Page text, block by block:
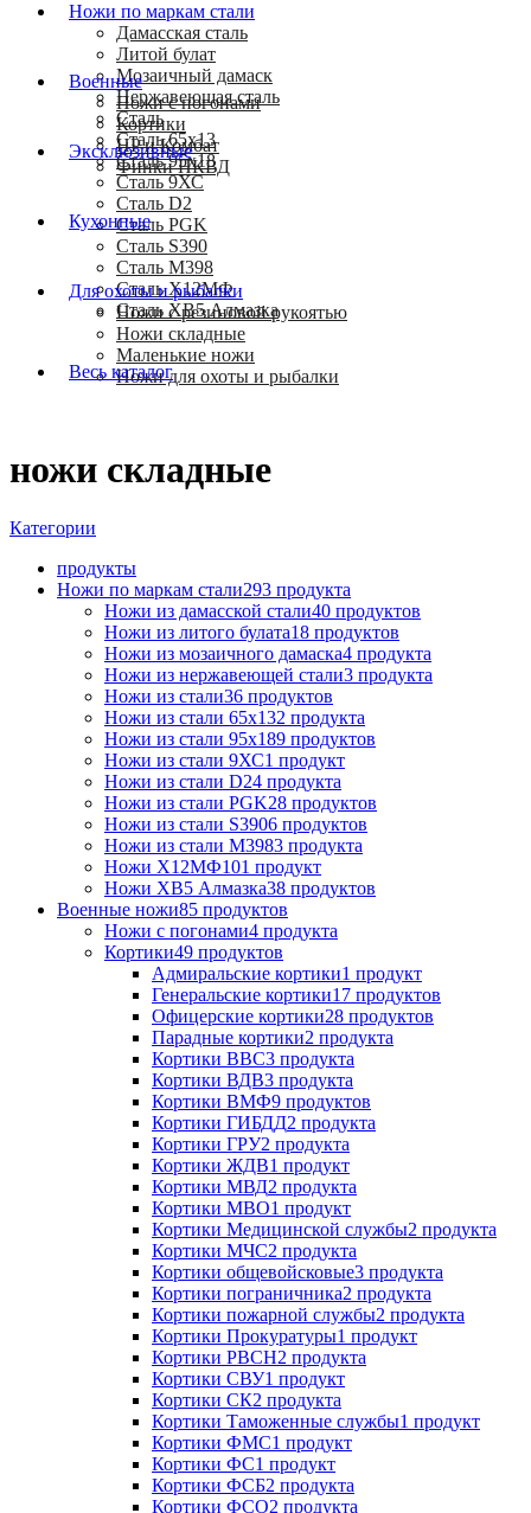
Ножи по маркам стали
Дамасская сталь
Литой булат
Мозаичный дамаск
Нержавеющая сталь
Сталь
Сталь 65х13
Сталь 95х18
Сталь 9ХС
Сталь D2
Сталь PGK
Сталь S390
Сталь M398
Сталь Х12МФ
Сталь ХВ5 Алмазка
Военные
Ножи с погонами
Кортики
HP и Комбат
Финки НКВД
Эксклюзивные
Кухонные
Для охоты и рыбалки
Ножи с резиновой рукоятью
Ножи складные
Маленькие ножи
Ножи для охоты и рыбалки
Весь каталог
ножи складные
Категории
продукты
Ножи по маркам стали293 продукта
Ножи из дамасской стали40 продуктов
Ножи из литого булата18 продуктов
Ножи из мозаичного дамаска4 продукта
Ножи из нержавеющей стали3 продукта
Ножи из стали36 продуктов
Ножи из стали 65х132 продукта
Ножи из стали 95х189 продуктов
Ножи из стали 9ХС1 продукт
Ножи из стали D24 продукта
Ножи из стали PGK28 продуктов
Ножи из стали S3906 продуктов
Ножи из стали М3983 продукта
Ножи Х12МФ101 продукт
Ножи ХВ5 Алмазка38 продуктов
Военные ножи85 продуктов
Ножи с погонами4 продукта
Кортики49 продуктов
Адмиральские кортики1 продукт
Генеральские кортики17 продуктов
Офицерские кортики28 продуктов
Парадные кортики2 продукта
Кортики ВВС3 продукта
Кортики ВДВ3 продукта
Кортики ВМФ9 продуктов
Кортики ГИБДД2 продукта
Кортики ГРУ2 продукта
Кортики ЖДВ1 продукт
Кортики МВД2 продукта
Кортики МВО1 продукт
Кортики Медицинской службы2 продукта
Кортики МЧС2 продукта
Кортики общевойсковые3 продукта
Кортики пограничника2 продукта
Кортики пожарной службы2 продукта
Кортики Прокуратуры1 продукт
Кортики РВСН2 продукта
Кортики СВУ1 продукт
Кортики СК2 продукта
Кортики Таможенные службы1 продукт
Кортики ФМС1 продукт
Кортики ФС1 продукт
Кортики ФСБ2 продукта
Кортики ФСО2 продукта